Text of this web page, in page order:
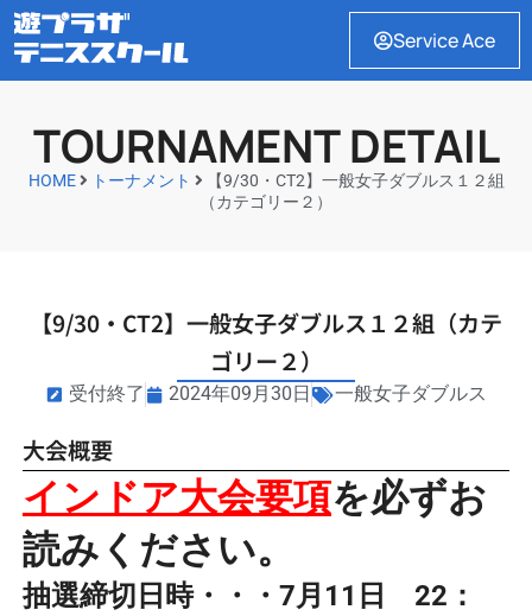
Service Ace
TOURNAMENT DETAIL
HOME トーナメント
【9/30・CT2】一般女子ダブルス１２組
（カテゴリー２）
【9/30・CT2】一般女子ダブルス１２組（カテ
ゴリー２）
受付終了 2024年09月30日 一般女子ダブルス
大会概要
インドア大会要項を必ずお
読みください。
抽選締切日時・・・7月11日 22：